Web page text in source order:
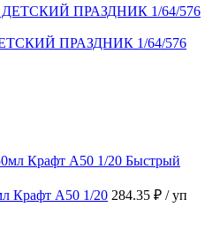
ПРАЗДНИК 1/64/576
Быстрый
Крафт А50 1/20 284.35 ₽ / уп